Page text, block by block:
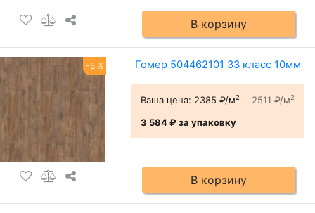
В корзину
-5 % Гомер 504462101 33 класс 10мм
Ваша цена: 2385 ₽/м2 2511 ₽/м2
3 584 ₽за упаковку
В корзину